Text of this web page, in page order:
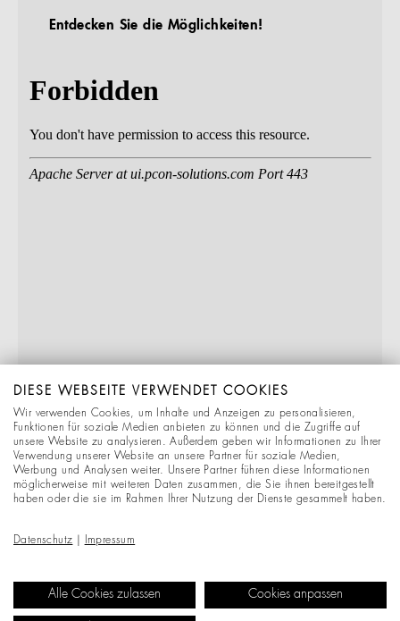
Entdecken Sie die Möglichkeiten!
DIESE WEBSEITE VERWENDET COOKIES
Wir verwenden Cookies, um Inhalte und Anzeigen zu personalisieren,
Funktionen für soziale Medien anbieten zu können und die Zugriffe auf
unsere Website zu analysieren. Außerdem geben wir Informationen zu Ihrer
Verwendung unserer Website an unsere Partner für soziale Medien,
Werbung und Analysen weiter. Unsere Partner führen diese Informationen
möglicherweise mit weiteren Daten zusammen, die Sie ihnen bereitgestellt
haben oder die sie im Rahmen Ihrer Nutzung der Dienste gesammelt haben.
Datenschutz Impressum
Alle Cookies zulassen Cookies anpassen